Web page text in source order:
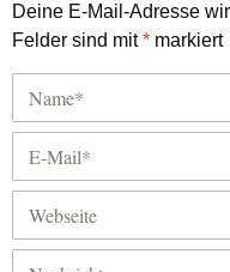
Deine E-Mail-Adresse
Felder sind mit* markiert